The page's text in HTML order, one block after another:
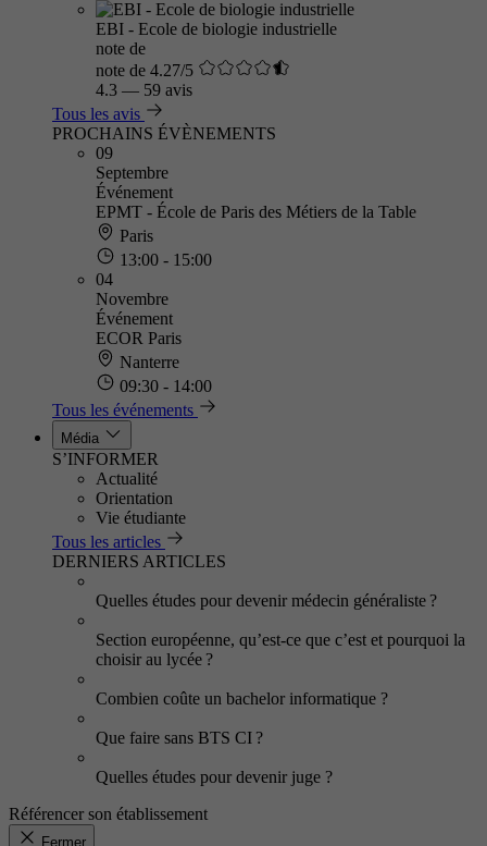
EBI - Ecole de biologie industrielle
note de
note de 4.27/5
4.3 — 59 avis
Tous les avis
PROCHAINS ÉVÈNEMENTS
09
Septembre
Événement
EPMT - École de Paris des Métiers de la Table
Paris
13:00 - 15:00
04
Novembre
Événement
ECOR Paris
Nanterre
09:30 - 14:00
Tous les événements
Média
S’INFORMER
Actualité
Orientation
Vie étudiante
Tous les articles
DERNIERS ARTICLES
Quelles études pour devenir médecin généraliste ?
Section européenne, qu’est-ce que c’est et pourquoi la
choisir au lycée ?
Combien coûte un bachelor informatique ?
Que faire sans BTS CI ?
Quelles études pour devenir juge ?
Référencer son établissement
Fermer